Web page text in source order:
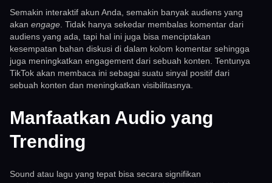
Semakin interaktif akun Anda, semakin banyak audiens yang
akan engage. Tidak hanya sekedar membalas komentar dari
audiens yang ada, tapi hal ini juga bisa menciptakan
kesempatan bahan diskusi di dalam kolom komentar sehingga
juga meningkatkan engagement dari sebuah konten. Tentunya
TikTok akan membaca ini sebagai suatu sinyal positif dari
sebuah konten dan meningkatkan visibilitasnya.
Manfaatkan Audio yang
Trending
Sound atau lagu yang tepat bisa secara signifikan